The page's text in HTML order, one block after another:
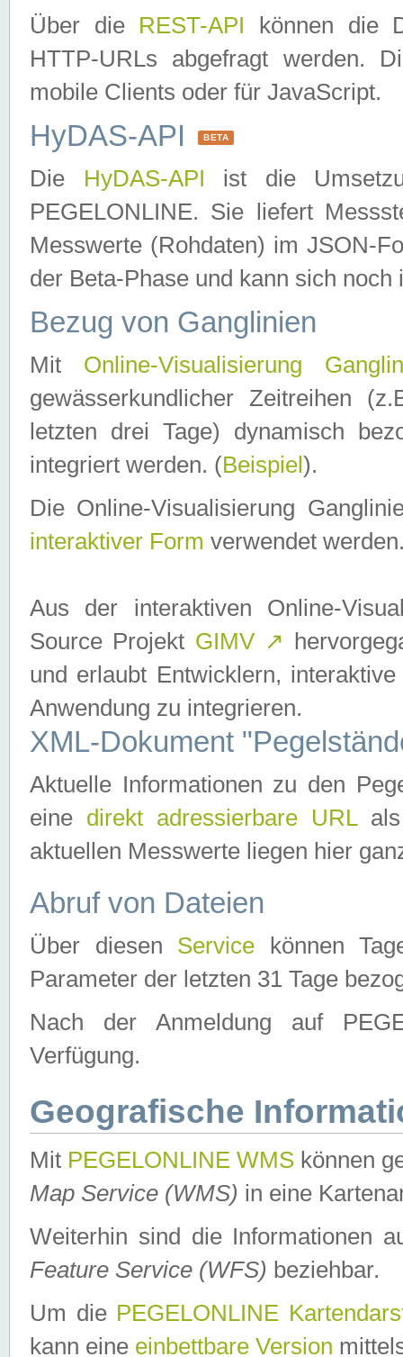
Über die REST-API können die
HTTP-URLs abgefragt werden.
mobile Clients oder für JavaScript.
HyDAS-API BETA
Die HyDAS-API ist die
PEGELONLINE. Sie liefert
Messwerte (Rohdaten) im JSON-
der Beta-Phase und kann sich noch
Bezug von Ganglinien
Mit Online-Visualisierung
gewässerkundlicher Zeitreihen
letzten drei Tage) dynamisch
integriert werden. (Beispiel ).
Die Online-Visualisierung
interaktiver Form verwendet
Aus der interaktiven Online-
Source Projekt GIMV ↗
und erlaubt Entwicklern,
Anwendung zu integrieren.
XML-Dokument
Aktuelle Informationen zu den
eine direkt adressierbare URLals
aktuellen Messwerte liegen hier
Abruf von Dateien
Über diesen Service können
Parameter der letzten 31 Tage
Nach der Anmeldung auf
Verfügung.
Geografische
Mit PEGELONLINE WMS können
Map Service (WMS) in eine
Weiterhin sind die Informationen
Feature Service (WFS) beziehbar.
Um die PEGELONLINE
kann eine einbettbare Version